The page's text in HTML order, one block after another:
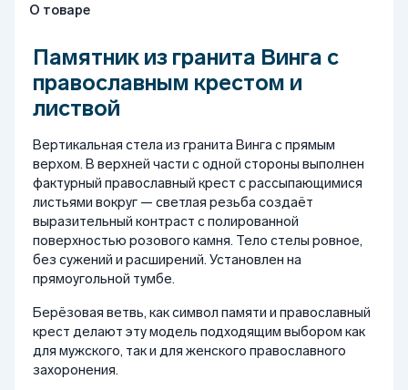
О товаре
Памятник из гранита Винга с
православным крестом и
листвой
Вертикальная стела из гранита Винга с прямым
верхом. В верхней части с одной стороны выполнен
фактурный православный крест с рассыпающимися
листьями вокруг — светлая резьба создаёт
выразительный контраст с полированной
поверхностью розового камня. Тело стелы ровное,
без сужений и расширений. Установлен на
прямоугольной тумбе.
Берёзовая ветвь, как символ памяти и православный
крест делают эту модель подходящим выбором как
для мужского, так и для женского православного
захоронения.